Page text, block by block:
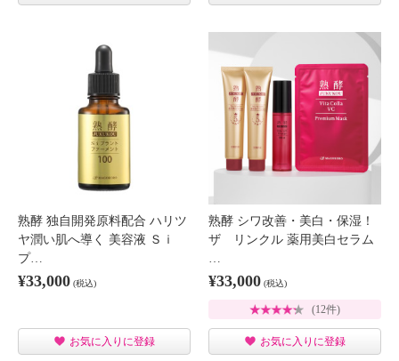
熟酵 独自開発原料配合 ハリツ
ヤ潤い肌へ導く 美容液 Ｓｉ
プ…
¥33,000 (税込)
お気に入りに登録
熟酵 シワ改善・美白・保湿！
ザ リンクル 薬用美白セラム
…
¥33,000 (税込)
(12件)
お気に入りに登録